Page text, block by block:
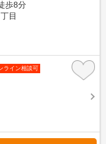
歩8分
目
ライン相談可